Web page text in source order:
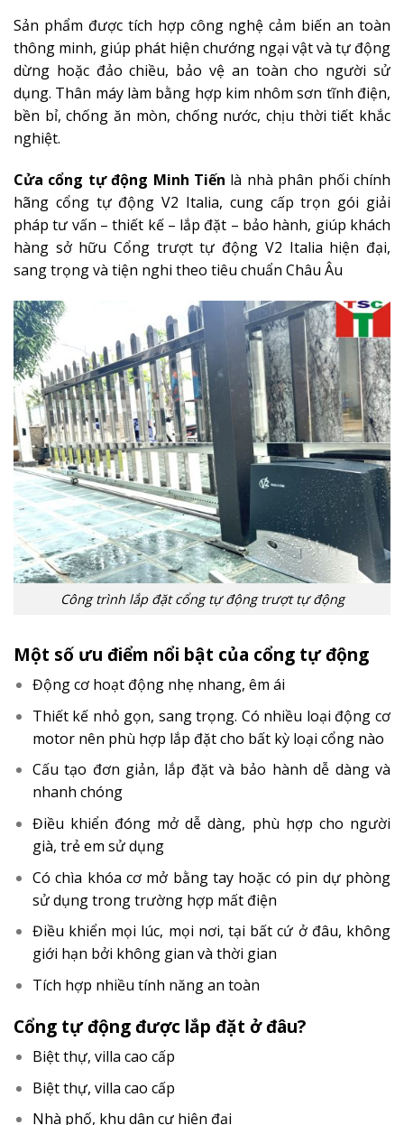
Sản phẩm được tích hợp công nghệ cảm biến an toàn
thông minh, giúp phát hiện chướng ngại vật và tự động
dừng hoặc đảo chiều, bảo vệ an toàn cho người sử
dụng. Thân máy làm bằng hợp kim nhôm sơn tĩnh điện,
bền bỉ, chống ăn mòn, chống nước, chịu thời tiết khắc
nghiệt.
Cửa cổng tự động Minh Tiến là nhà phân phối chính
hãng cổng tự động V2 Italia, cung cấp trọn gói giải
pháp tư vấn – thiết kế – lắp đặt – bảo hành, giúp khách
hàng sở hữu Cổng trượt tự động V2 Italia hiện đại,
sang trọng và tiện nghi theo tiêu chuẩn Châu Âu
Công trình lắp đặt cổng tự động trượt tự động
Một số ưu điểm nổi bật của cổng tự động
Động cơ hoạt động nhẹ nhang, êm ái
Thiết kế nhỏ gọn, sang trọng. Có nhiều loại động cơ
motor nên phù hợp lắp đặt cho bất kỳ loại cổng nào
Cấu tạo đơn giản, lắp đặt và bảo hành dễ dàng và
nhanh chóng
Điều khiển đóng mở dễ dàng, phù hợp cho người
già, trẻ em sử dụng
Có chìa khóa cơ mở bằng tay hoặc có pin dự phòng
sử dụng trong trường hợp mất điện
Điều khiển mọi lúc, mọi nơi, tại bất cứ ở đâu, không
giới hạn bởi không gian và thời gian
Tích hợp nhiều tính năng an toàn
Cổng tự động được lắp đặt ở đâu?
Biệt thự, villa cao cấp
Biệt thự, villa cao cấp
Nhà phố, khu dân cư hiện đại